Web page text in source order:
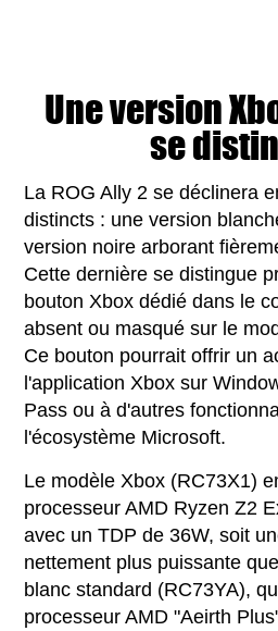
Une version
se
La ROG Ally 2 se déclinera
distincts : une version
version noire arborant
Cette dernière se distingue
bouton Xbox dédié dans le
absent ou masqué sur le
Ce bouton pourrait offrir un
l'application Xbox sur
Pass ou à d'autres
l'écosystème Microsoft.
Le modèle Xbox (RC73X1)
processeur AMD Ryzen Z2
avec un TDP de 36W, soit
nettement plus puissante
blanc standard (RC73YA),
processeur AMD "Aeirth